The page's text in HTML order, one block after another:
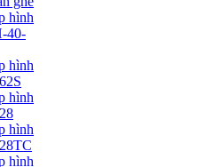
hình
40-
hình
hình
hình
hình